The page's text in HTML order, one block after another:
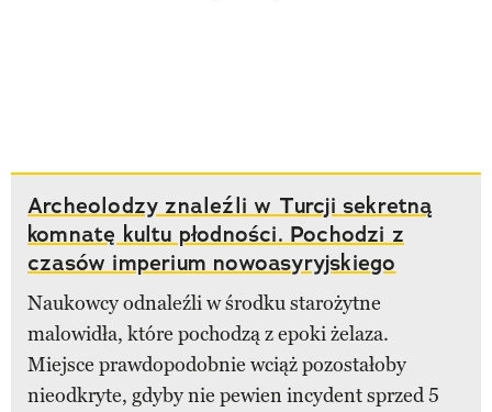
Archeolodzy znaleźli w Turcji sekretną
komnatę kultu płodności. Pochodzi z
czasów imperium nowoasyryjskiego
Naukowcy odnaleźli w środku starożytne
malowidła, które pochodzą z epoki żelaza.
Miejsce prawdopodobnie wciąż pozostałoby
nieodkryte, gdyby nie pewien incydent sprzed 5